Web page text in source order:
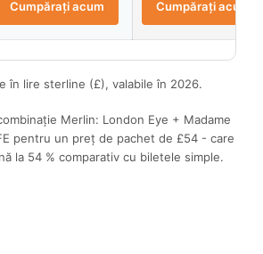
Cumpărați acum Cumpărați acum
în lire sterline (£), valabile în 2026.
Merlin: London Eye + Madame
pentru un preț de pachet de £54- care
la 54 % comparativ cu biletele simple.